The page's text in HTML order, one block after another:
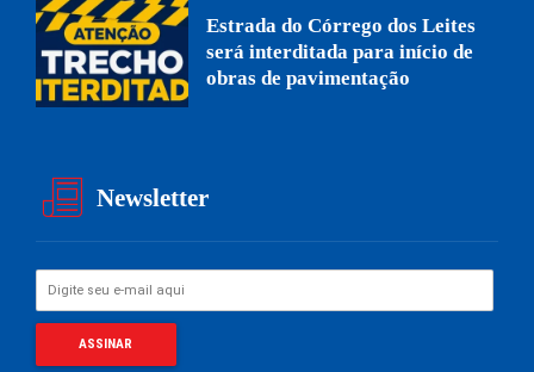
Estrada do Córrego dos Leites
será interditada para início de
obras de pavimentação
Newsletter